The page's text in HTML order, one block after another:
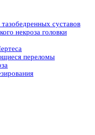
суставов
некроза головки
переломы